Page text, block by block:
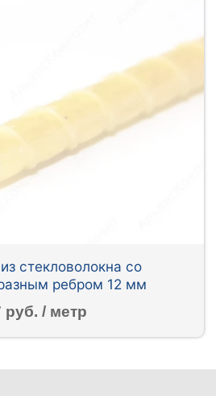
стекловолокна со
ребром 12 мм
руб. / метр